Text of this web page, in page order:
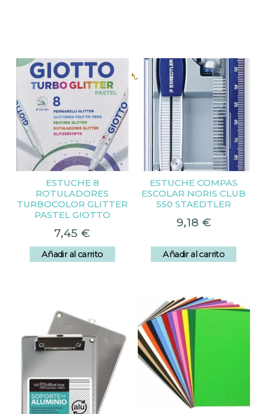
Productos relacionados
ESTUCHE 8
ROTULADORES
TURBOCOLOR GLITTER
PASTEL GIOTTO
7,45 €
Añadir al carrito
ESTUCHE COMPAS
ESCOLAR NORIS CLUB
550 STAEDTLER
9,18 €
Añadir al carrito